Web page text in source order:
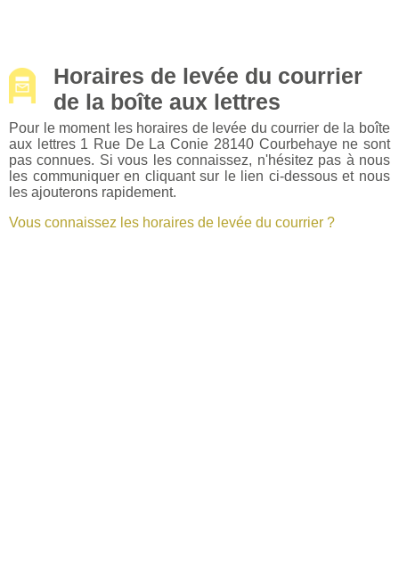
Horaires de levée du courrier
de la boîte aux lettres
Pour le moment les horaires de levée du courrier de la boîte
aux lettres 1 Rue De La Conie 28140 Courbehaye ne sont
pas connues. Si vous les connaissez, n'hésitez pas à nous
les communiquer en cliquant sur le lien ci-dessous et nous
les ajouterons rapidement.
Vous connaissez les horaires de levée du courrier ?